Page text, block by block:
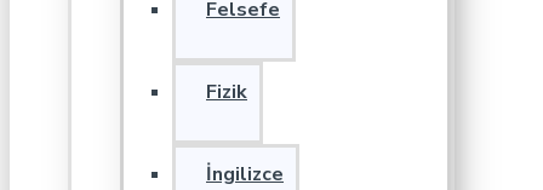
Felsefe
Fizik
İngilizce